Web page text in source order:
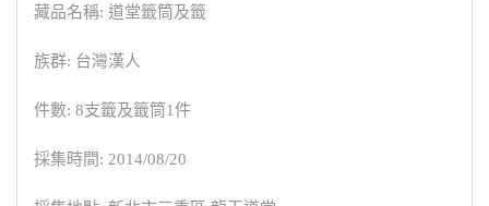
藏品名稱: 道堂籤筒及籤
族群: 台灣漢人
件數: 8支籤及籤筒1件
採集時間: 2014/08/20